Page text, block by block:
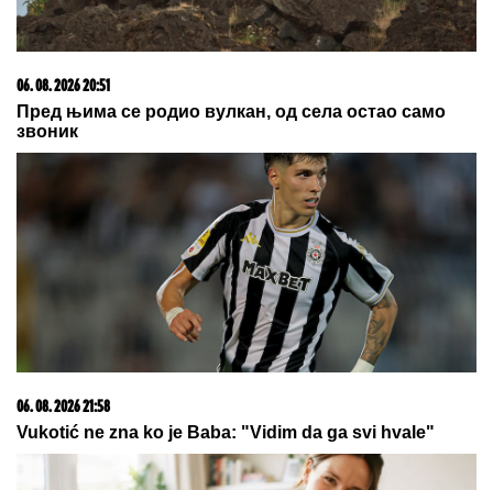
23. 07. 2026 12:47
Letnje večeri u gradu više nisu rezervisane za vikend:
Zašto sve više ljudi bira večeru koja se spontano
pretvori u druženje